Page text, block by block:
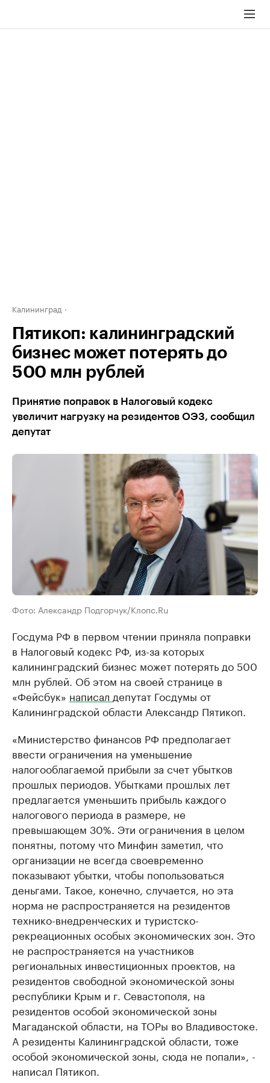
Калининград
Пятикоп: калининградский
бизнес может потерять до
500 млн рублей
Принятие поправок в Налоговый кодекс
увеличит нагрузку на резидентов ОЭЗ, сообщил
депутат
Фото: Александр Подгорчук/Клопс.Ru
Госдума РФ в первом чтении приняла поправки
в Налоговый кодекс РФ, из-за которых
калининградский бизнес может потерять до 500
млн рублей. Об этом на своей странице в
«Фейсбук» написал депутат Госдумы от
Калининградской области Александр Пятикоп.
«Министерство финансов РФ предполагает
ввести ограничения на уменьшение
налогооблагаемой прибыли за счет убытков
прошлых периодов. Убытками прошлых лет
предлагается уменьшить прибыль каждого
налогового периода в размере, не
превышающем 30%. Эти ограничения в целом
понятны, потому что Минфин заметил, что
организации не всегда своевременно
показывают убытки, чтобы попользоваться
деньгами. Такое, конечно, случается, но эта
норма не распространяется на резидентов
технико-внедренческих и туристско-
рекреационных особых экономических зон. Это
не распространяется на участников
региональных инвестиционных проектов, на
резидентов свободной экономической зоны
республики Крым и г. Севастополя, на
резидентов особой экономической зоны
Магаданской области, на ТОРы во Владивостоке.
А резиденты Калининградской области, тоже
особой экономической зоны, сюда не попали», -
написал Пятикоп.